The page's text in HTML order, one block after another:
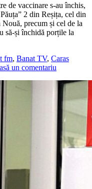
de vaccinare s-au închis,
2 din Reșița, cel din
precum și cel de la
să-și închidă porțile la
fm, Banat TV, Caras
un comentariu